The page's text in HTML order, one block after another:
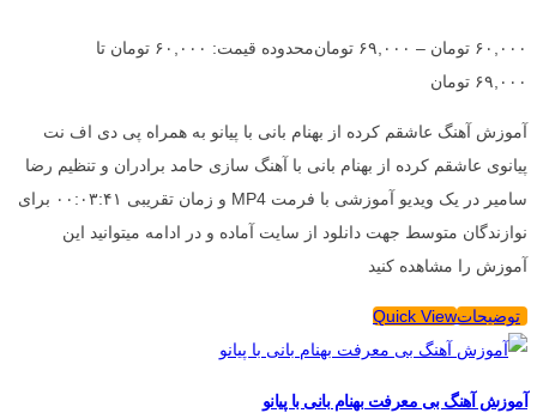
۶۰,۰۰۰ تومان – ۶۹,۰۰۰ تومان
محدوده قیمت: ۶۰,۰۰۰ تومان تا
۶۹,۰۰۰ تومان
آموزش آهنگ عاشقم کرده از بهنام بانی با پیانو به همراه پی دی اف نت
پیانوی عاشقم کرده از بهنام بانی با آهنگ سازی حامد برادران و تنظیم رضا
سامیر در یک ویدیو آموزشی با فرمت MP4 و زمان تقریبی ۰۰:۰۳:۴۱ برای
نوازندگان متوسط جهت دانلود از سایت آماده و در ادامه میتوانید این
آموزش را مشاهده کنید
توضیحاتQuick View
آموزش آهنگ بی معرفت بهنام بانی با پیانو